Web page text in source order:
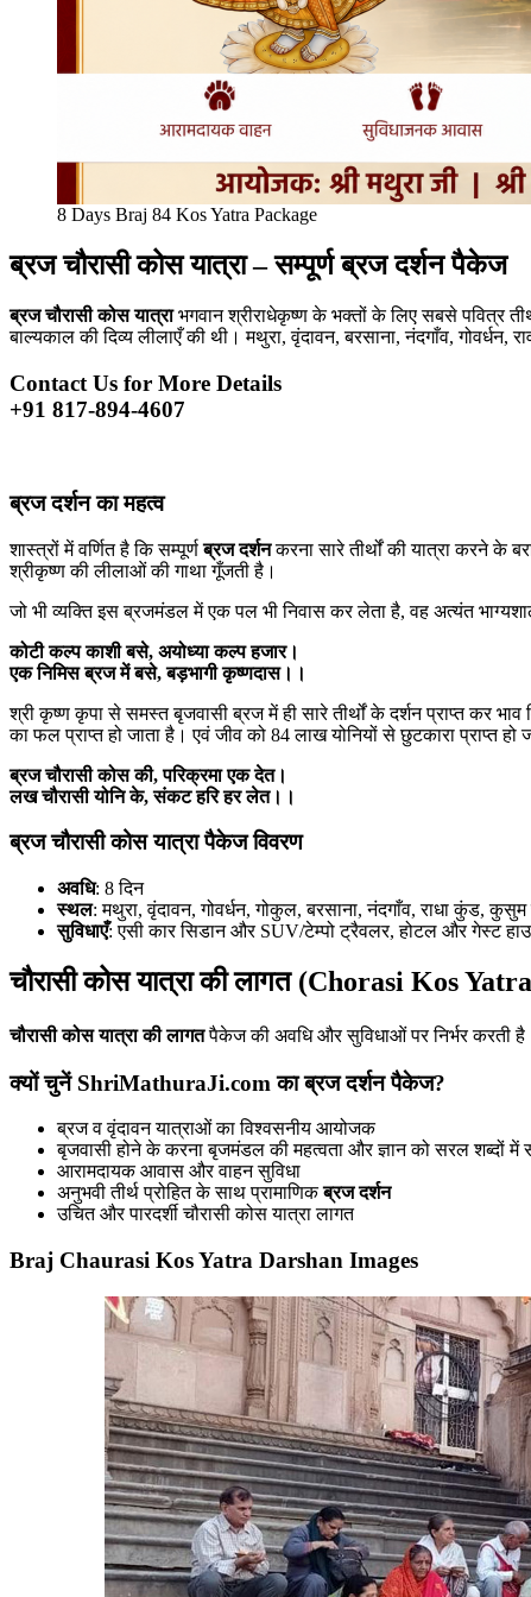
8 Days Braj 84 Kos Yatra Package
ब्रज चौरासी कोस यात्रा – सम्पूर्ण ब्रज दर्शन पैकेज
ब्रज चौरासी कोस यात्राभगवान श्रीराधेकृष्ण के भक्तों के लिए सबसे पवित्र
बाल्यकाल की दिव्य लीलाएँ की थी। मथुरा, वृंदावन, बरसाना, नंदगाँव,
Contact Us for More Details
+91 817-894-4607
ब्रज दर्शन का महत्व
शास्त्रों में वर्णित है कि सम्पूर्णब्रज दर्शनकरना सारे तीर्थों की यात्रा करने के
श्रीकृष्ण की लीलाओं की गाथा गूँजती है।
जो भी व्यक्ति इस ब्रजमंडल में एक पल भी निवास कर लेता है, वह अत्यंत
कोटी कल्प काशी बसे, अयोध्या कल्प हजार।
एक निमिस ब्रज में बसे, बड़भागी कृष्णदास।।
श्री कृष्ण कृपा से समस्त बृजवासी ब्रज में ही सारे तीर्थों के दर्शन प्राप्त कर
का फल प्राप्त हो जाता है। एवं जीव को 84 लाख योनियों से छुटकारा प्राप्त हो
ब्रज चौरासी कोस की, परिक्रमा एक देत।
लख चौरासी योनि के, संकट हरि हर लेत।।
ब्रज चौरासी कोस यात्रा पैकेज विवरण
अवधि: 8 दिन
स्थल: मथुरा, वृंदावन, गोवर्धन, गोकुल, बरसाना, नंदगाँव, राधा कुंड,
सुविधाएँ: एसी कार सिडान और SUV/टेम्पो ट्रैवलर, होटल और गेस्ट
चौरासी कोस यात्रा की लागत (Chorasi Kos
चौरासी कोस यात्रा की लागतपैकेज की अवधि और सुविधाओं पर निर्भर करती
क्यों चुनें ShriMathuraJi.com का ब्रज दर्शन पैकेज?
ब्रज व वृंदावन यात्राओं का विश्वसनीय आयोजक
बृजवासी होने के करना बृजमंडल की महत्वता और ज्ञान को सरल शब्दों में
आरामदायक आवास और वाहन सुविधा
अनुभवी तीर्थ प्रोहित के साथ प्रामाणिकब्रज दर्शन
उचित और पारदर्शी चौरासी कोस यात्रा लागत
Braj Chaurasi Kos Yatra Darshan Images